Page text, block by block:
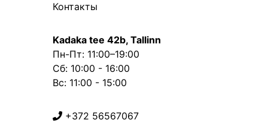
Контакты
Kadaka tee 42b, Tallinn
Пн-Пт: 11:00–19:00
Сб: 10:00 - 16:00
Вс: 11:00 - 15:00
+372 56567067